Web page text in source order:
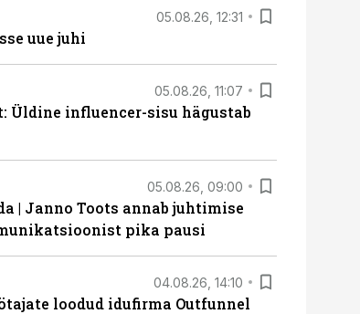
05.08.26, 12:31
uue juhi
05.08.26, 11:07
Üldine influencer-sisu hägustab
05.08.26, 09:00
| Janno Toots annab juhtimise
pika pausi
04.08.26, 14:10
loodud idufirma Outfunnel